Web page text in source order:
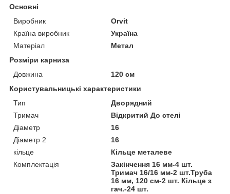
Основні
Виробник
Orvit
Країна виробник
Україна
Матеріал
Метал
Розміри карниза
Довжина
120 см
Користувальницькі характеристики
Тип
Дворядний
Тримач
Відкритий До стелі
Діаметр
16
Діаметр 2
16
кільце
Кільце металеве
Комплектація
Закінчення 16 мм-4 шт.
Тримач 16/16 мм-2 шт.Труба
16 мм, 120 см-2 шт. Кільце з
гач.-24 шт.